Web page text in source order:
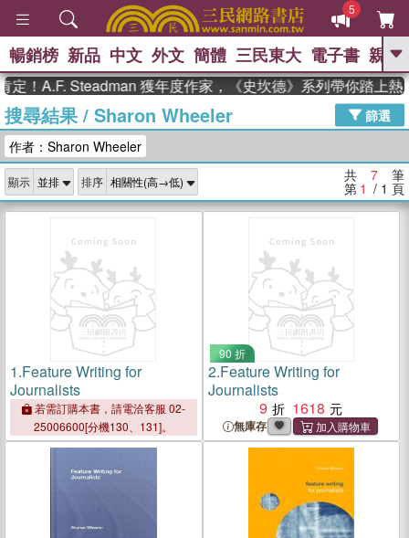
5
GO
熱搜： 東野圭吾 高希均教授回憶錄
、 The Odyssey 、 父親節 、 如果歷
獎 臺灣漫遊錄 、 方念華 、 台灣的李
登輝時代
數學女孩：黎曼猜想 、
偉大的迷走神經
暢銷榜 新品 中文 外文 簡體 三民東大 電子書 親子
！A.F. Steadman 獲年度作家，《史坎德》系列帶你踏上熱
搜尋結果/ Sharon Wheeler
篩選
作者：Sharon Wheeler
顯示 排序 共 7 筆
第 1 / 1 頁
1.Feature Writing for
Journalists
若需訂購本書，請電洽客服 02-
25006600[分機130、131]。
90 折
2.Feature Writing for
Journalists
9
1618
無庫存